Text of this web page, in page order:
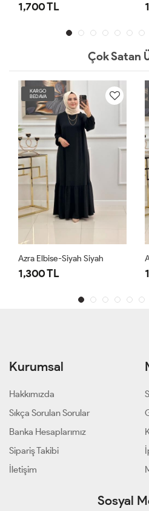
1,700 TL
Çok Satan
KARGO
BEDAVA
Azra Elbise-Siyah Siyah
1,300 TL
Kurumsal
Hakkımızda
Sıkça Sorulan Sorular
Banka Hesaplarımız
Sipariş Takibi
İletişim
Sosyal